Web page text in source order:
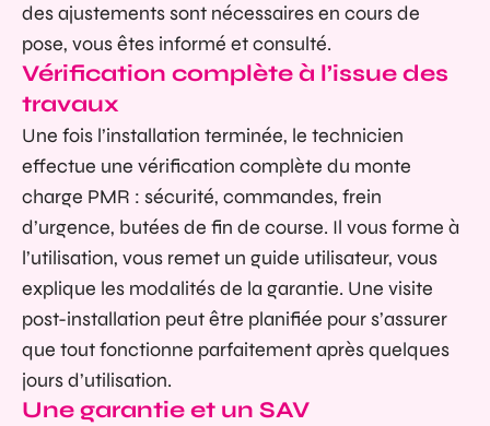
des ajustements sont nécessaires en cours de
pose, vous êtes informé et consulté.
Vérification complète à l’issue des
travaux
Une fois l’installation terminée, le technicien
effectue une vérification complète du monte
charge PMR : sécurité, commandes, frein
d’urgence, butées de fin de course. Il vous forme à
l’utilisation, vous remet un guide utilisateur, vous
explique les modalités de la garantie. Une visite
post-installation peut être planifiée pour s’assurer
que tout fonctionne parfaitement après quelques
jours d’utilisation.
Une garantie et un SAV